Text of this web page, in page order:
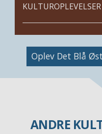
KULTUROPLEVELSER
Image
Oplev Det Blå
ANDRE